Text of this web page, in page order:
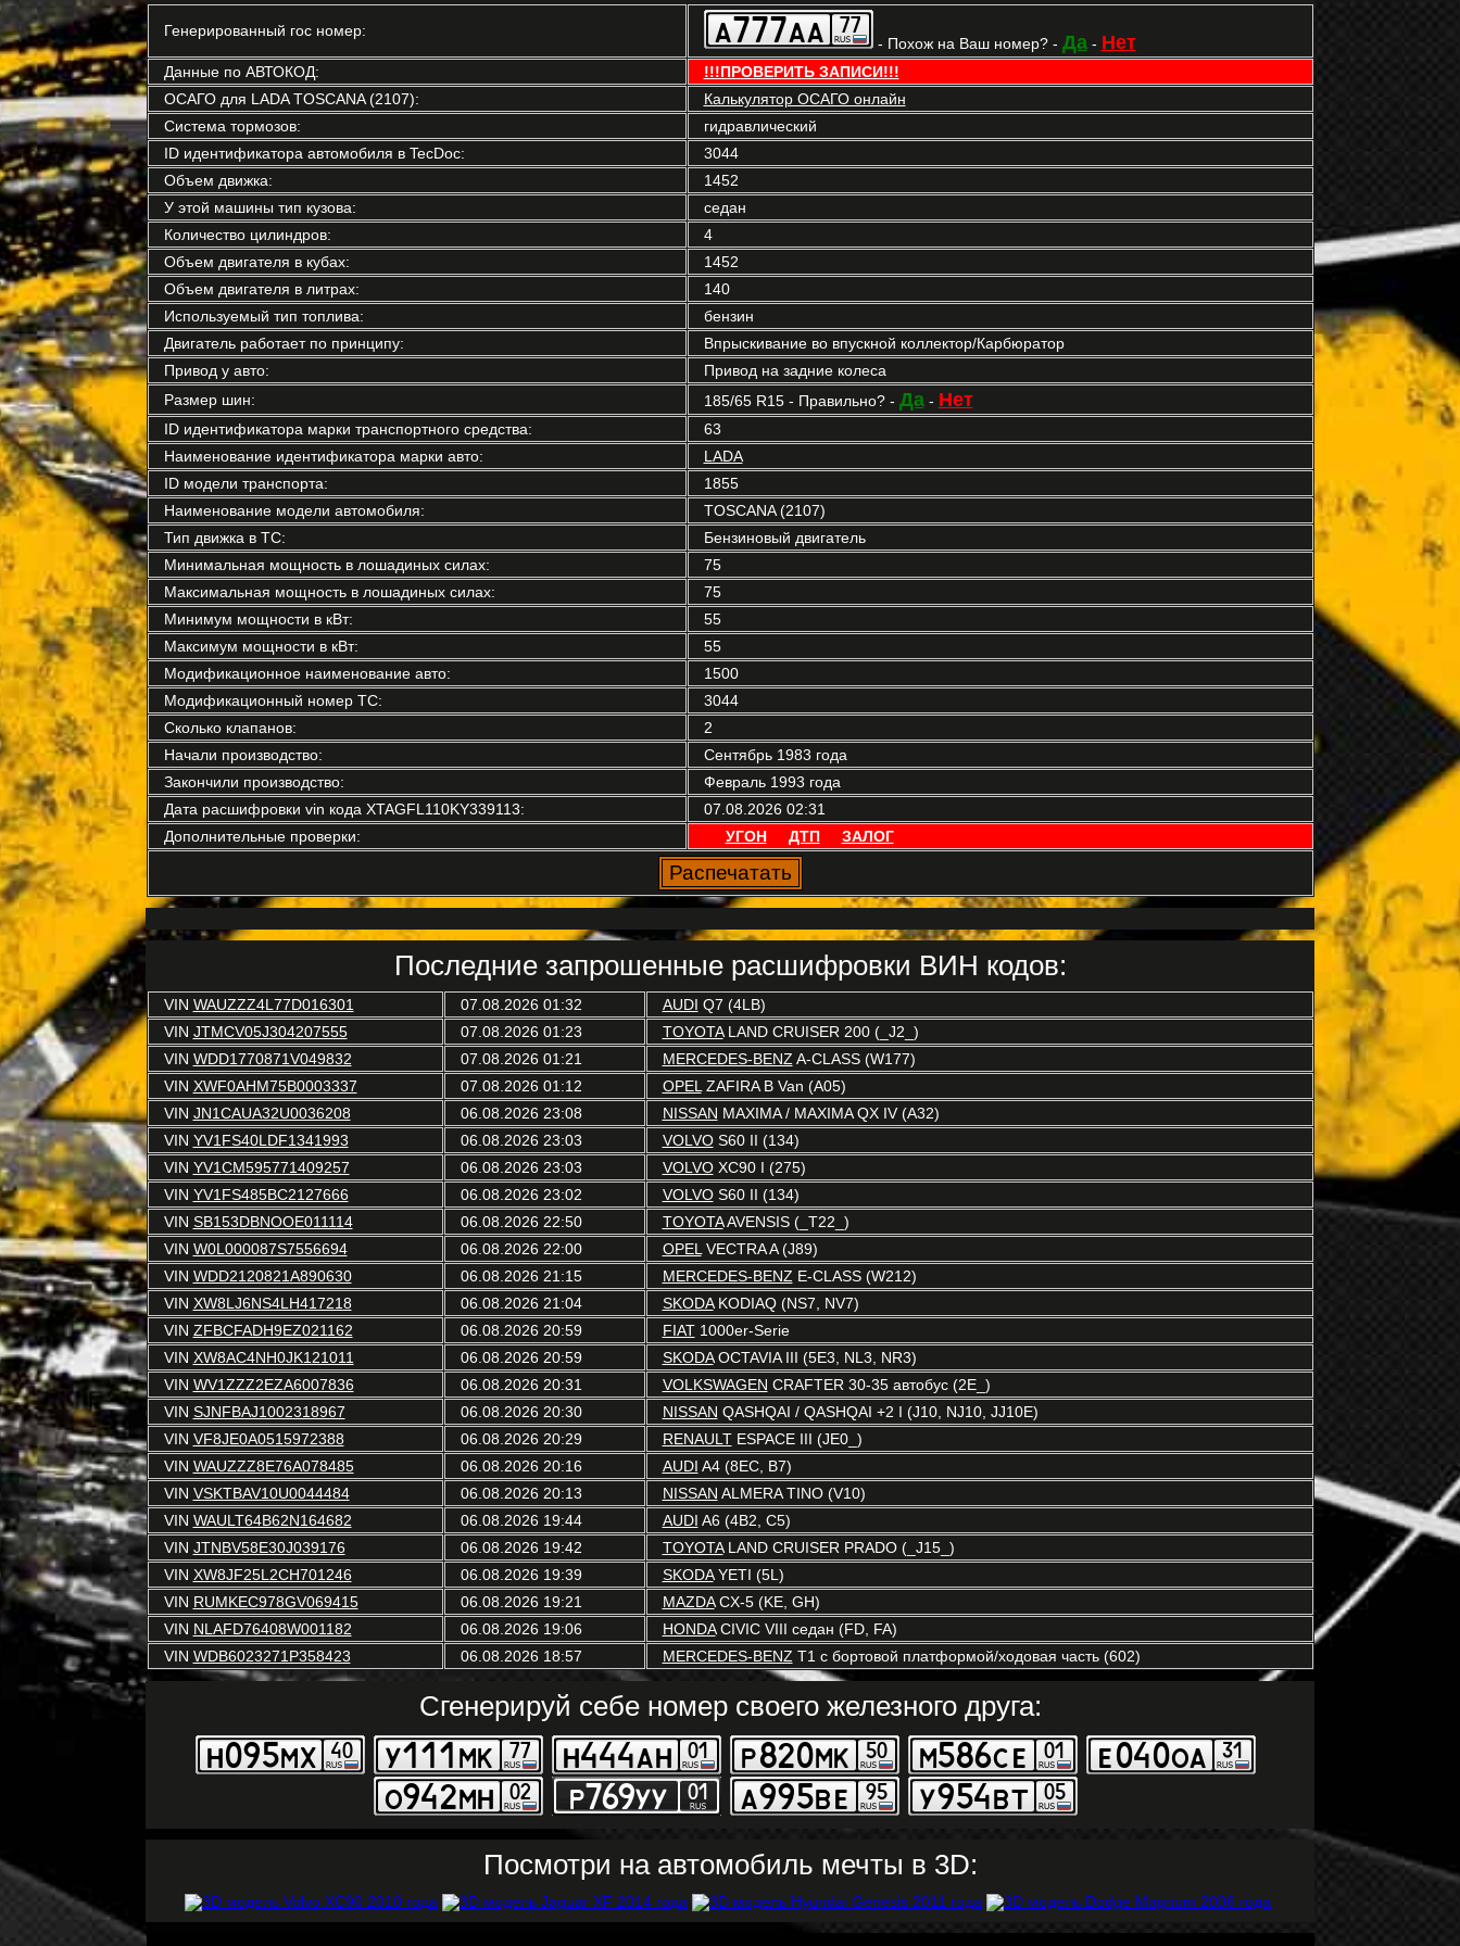
Генерированный гос номер:
- Похож на Ваш номер? - Да- Нет
Данные по АВТОКОД:
!!!ПРОВЕРИТЬ ЗАПИСИ!!!
ОСАГО для LADA TOSCANA (2107):
Калькулятор ОСАГО онлайн
Система тормозов:
гидравлический
ID идентификатора автомобиля в TecDoc:
3044
Объем движка:
1452
У этой машины тип кузова:
седан
Количество цилиндров:
4
Объем двигателя в кубах:
1452
Объем двигателя в литрах:
140
Используемый тип топлива:
бензин
Двигатель работает по принципу:
Впрыскивание во впускной коллектор/Карбюратор
Привод у авто:
Привод на задние колеса
Размер шин:
185/65 R15 - Правильно? - Да- Нет
ID идентификатора марки транспортного средства:
63
Наименование идентификатора марки авто:
LADA
ID модели транспорта:
1855
Наименование модели автомобиля:
TOSCANA (2107)
Тип движка в ТС:
Бензиновый двигатель
Минимальная мощность в лошадиных силах:
75
Максимальная мощность в лошадиных силах:
75
Минимум мощности в кВт:
55
Максимум мощности в кВт:
55
Модификационное наименование авто:
1500
Модификационный номер ТС:
3044
Сколько клапанов:
2
Начали производство:
Сентябрь 1983 года
Закончили производство:
Февраль 1993 года
Дата расшифровки vin кода XTAGFL110KY339113:
07.08.2026 02:31
Дополнительные проверки:
УГОН ДТП ЗАЛОГ
Последние запрошенные расшифровки ВИН кодов:
VIN WAUZZZ4L77D016301 07.08.2026 01:32 AUDI Q7 (4LB)
VIN JTMCV05J304207555 07.08.2026 01:23 TOYOTALAND CRUISER 200 (_J2_)
VIN WDD1770871V049832 07.08.2026 01:21 MERCEDES-BENZ A-CLASS (W177)
VIN XWF0AHM75B0003337 07.08.2026 01:12 OPEL ZAFIRA B Van (A05)
VIN JN1CAUA32U0036208 06.08.2026 23:08 NISSAN MAXIMA / MAXIMA QX IV (A32)
VIN YV1FS40LDF1341993 06.08.2026 23:03 VOLVOS60 II (134)
VIN YV1CM595771409257 06.08.2026 23:03 VOLVOXC90 I (275)
VIN YV1FS485BC2127666 06.08.2026 23:02 VOLVOS60 II (134)
VIN SB153DBNOOE011114 06.08.2026 22:50 TOYOTAAVENSIS (_T22_)
VIN W0L000087S7556694 06.08.2026 22:00 OPEL VECTRA A (J89)
VIN WDD2120821A890630 06.08.2026 21:15 MERCEDES-BENZ E-CLASS (W212)
VIN XW8LJ6NS4LH417218 06.08.2026 21:04 SKODAKODIAQ (NS7, NV7)
VIN ZFBCFADH9EZ021162 06.08.2026 20:59 FIAT1000er-Serie
VIN XW8AC4NH0JK121011 06.08.2026 20:59 SKODAOCTAVIA III (5E3, NL3, NR3)
VIN WV1ZZZ2EZA6007836 06.08.2026 20:31 VOLKSWAGEN CRAFTER 30-35 автобус (2E_)
VIN SJNFBAJ1002318967 06.08.2026 20:30 NISSAN QASHQAI / QASHQAI +2 I (J10, NJ10, JJ10E)
VIN VF8JE0A0515972388 06.08.2026 20:29 RENAULTESPACE III (JE0_)
VIN WAUZZZ8E76A078485 06.08.2026 20:16 AUDI A4 (8EC, B7)
VIN VSKTBAV10U0044484 06.08.2026 20:13 NISSAN ALMERA TINO (V10)
VIN WAULT64B62N164682 06.08.2026 19:44 AUDI A6 (4B2, C5)
VIN JTNBV58E30J039176 06.08.2026 19:42 TOYOTALAND CRUISER PRADO (_J15_)
VIN XW8JF25L2CH701246 06.08.2026 19:39 SKODAYETI (5L)
VIN RUMKEC978GV069415 06.08.2026 19:21 MAZDACX-5 (KE, GH)
VIN NLAFD76408W001182 06.08.2026 19:06 HONDACIVIC VIII седан (FD, FA)
VIN WDB6023271P358423 06.08.2026 18:57 MERCEDES-BENZ T1 c бортовой платформой/ходовая часть (602)
Сгенерируй себе номер своего железного друга:
Посмотри на автомобиль мечты в 3D: